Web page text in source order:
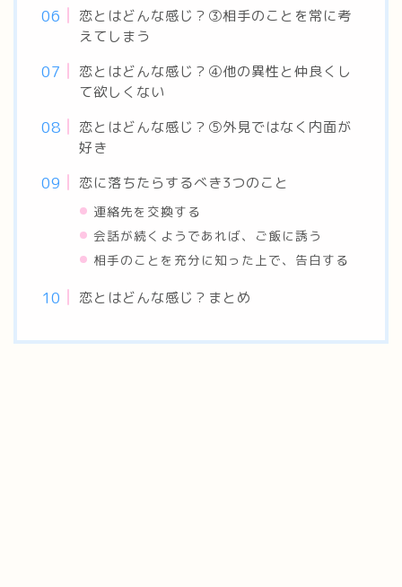
恋とはどんな感じ？③相手のことを常に考
えてしまう
恋とはどんな感じ？④他の異性と仲良くし
て欲しくない
恋とはどんな感じ？⑤外見ではなく内面が
好き
恋に落ちたらするべき3つのこと
連絡先を交換する
会話が続くようであれば、ご飯に誘う
相手のことを充分に知った上で、告白する
恋とはどんな感じ？まとめ